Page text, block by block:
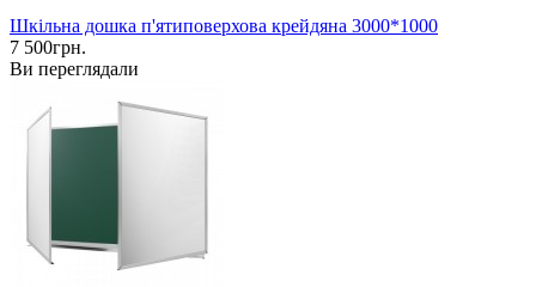
Шкільна дошка п'ятиповерхова крейдяна 3000*1000
7 500грн.
Ви переглядали